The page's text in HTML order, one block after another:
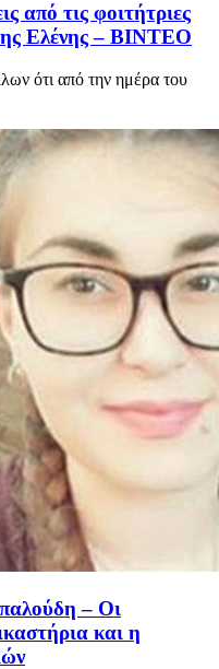
από τις φοιτήτριες
Ελένης – ΒΙΝΤΕΟ
ότι από την ημέρα του
– Οι
και η